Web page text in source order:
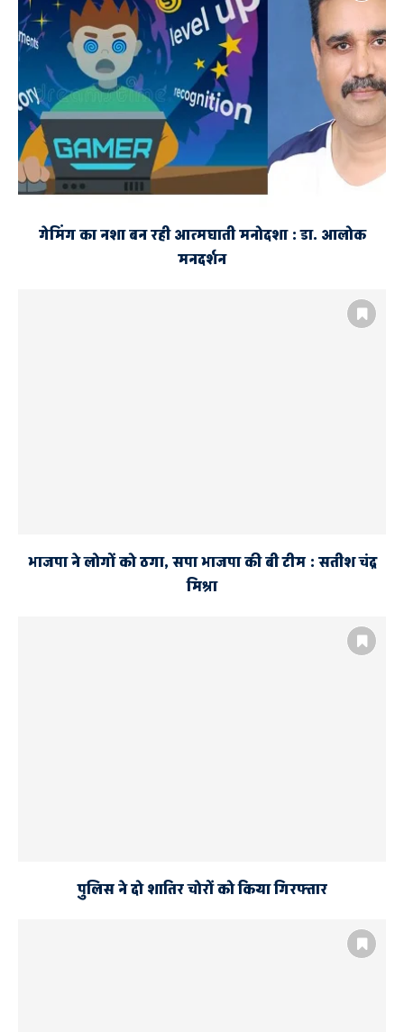
गेमिंग का नशा बन रही आत्मघाती मनोदशा : डा. आलोक
मनदर्शन
भाजपा ने लोगों को ठगा, सपा भाजपा की बी टीम : सतीश चंद्र
मिश्रा
पुलिस ने दो शातिर चोरों को किया गिरफ्तार